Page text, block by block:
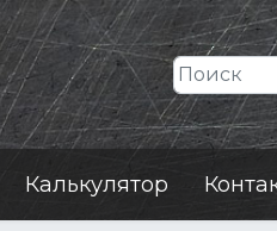
Калькулятор